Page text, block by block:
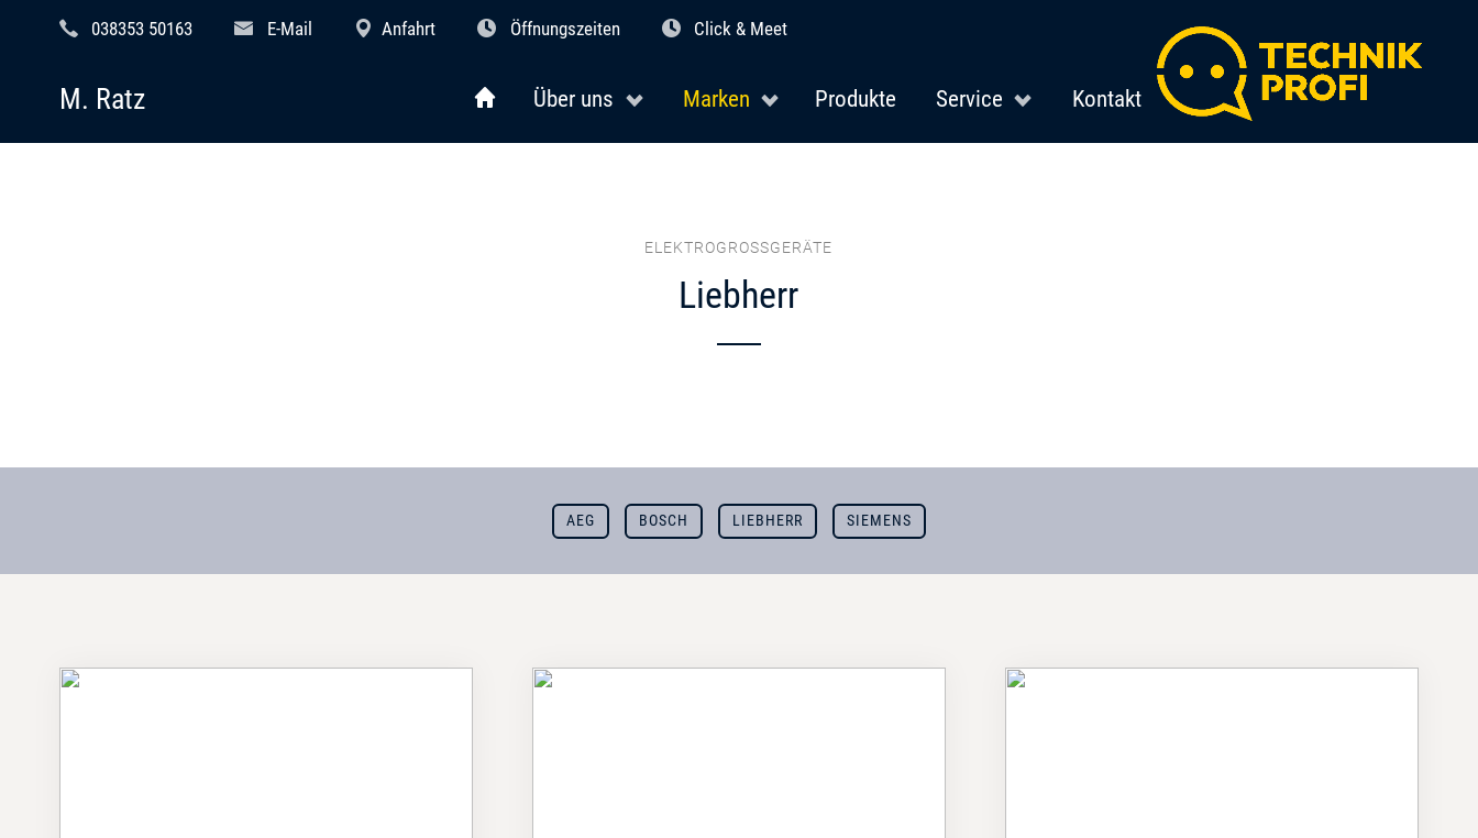
038353 50163 E-Mail Anfahrt Öffnungszeiten Click & Meet
Über uns Marken Produkte Service Kontakt
M. Ratz
ELEKTROGROSSGERÄTE
Liebherr
AEG BOSCH LIEBHERR SIEMENS